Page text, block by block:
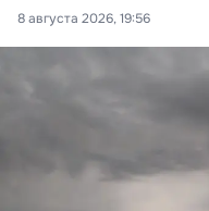
8 августа 2026, 19:56